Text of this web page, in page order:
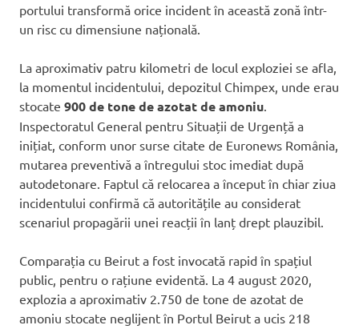
portului transformă orice incident în această zonă într-
un risc cu dimensiune națională.
La aproximativ patru kilometri de locul exploziei se afla,
la momentul incidentului, depozitul Chimpex, unde erau
stocate 900 de tone de azotat de amoniu
Inspectoratul General pentru Situații de Urgență a
inițiat, conform unor surse citate de Euronews România,
mutarea preventivă a întregului stoc imediat după
autodetonare. Faptul că relocarea a început în chiar ziua
incidentului confirmă că autoritățile au considerat
scenariul propagării unei reacții în lanț drept plauzibil.
Comparația cu Beirut a fost invocată rapid în spațiul
public, pentru o rațiune evidentă. La 4 august 2020,
explozia a aproximativ 2.750 de tone de azotat de
amoniu stocate neglijent în Portul Beirut a ucis 218